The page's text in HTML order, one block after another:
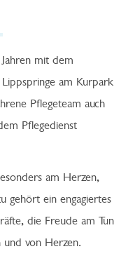
mit dem
am Kurpark
Pflegeteam auch
Pflegedienst
am Herzen,
gehört ein engagiertes
die Freude am Tun
und von Herzen.